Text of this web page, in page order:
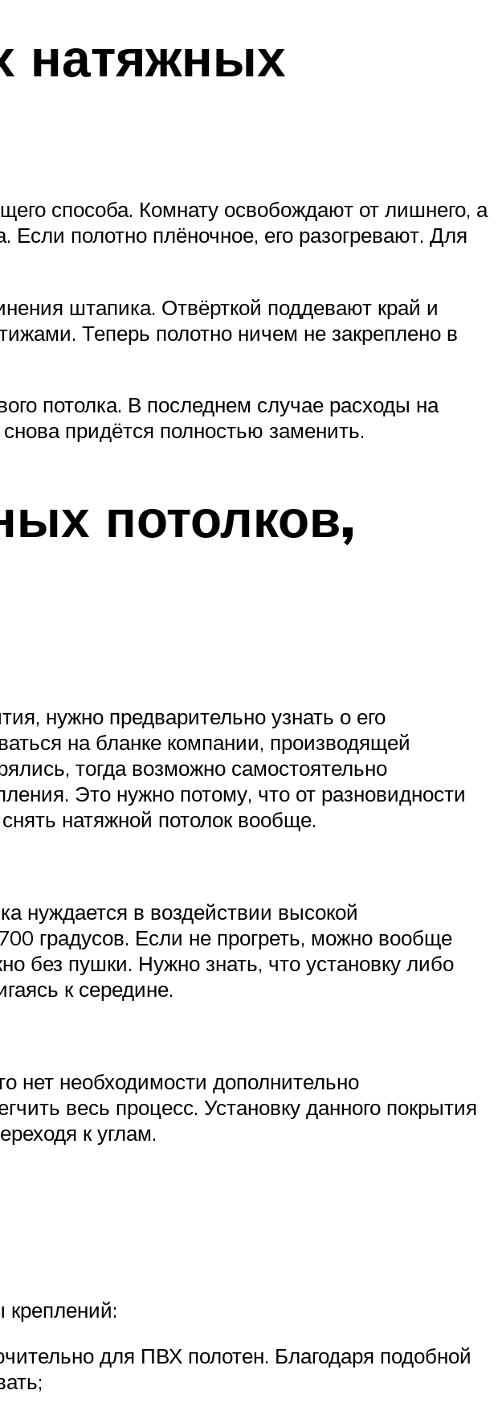
натяжных
способа. Комнату освобождают от лишнего, а
полотно плёночное, его разогревают. Для
штапика. Отвёрткой поддевают край и
Теперь полотно ничем не закреплено в
потолка. В последнем случае расходы на
придётся полностью заменить.
потолков,
нужно предварительно узнать о его
на бланке компании, производящей
тогда возможно самостоятельно
Это нужно потому, что от разновидности
натяжной потолок вообще.
нуждается в воздействии высокой
градусов. Если не прогреть, можно вообще
без пушки. Нужно знать, что установку либо
к середине.
нет необходимости дополнительно
весь процесс. Установку данного покрытия
к углам.
креплений:
для ПВХ полотен. Благодаря подобной